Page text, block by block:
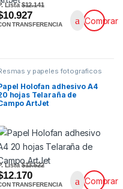
Lista$12.141
TRANSFERENCIA Comprar
y papeles fotograficos
Holofan adhesivo A4
hojas Telaraña de
ArtJet
Lista$13.522
TRANSFERENCIA Comprar